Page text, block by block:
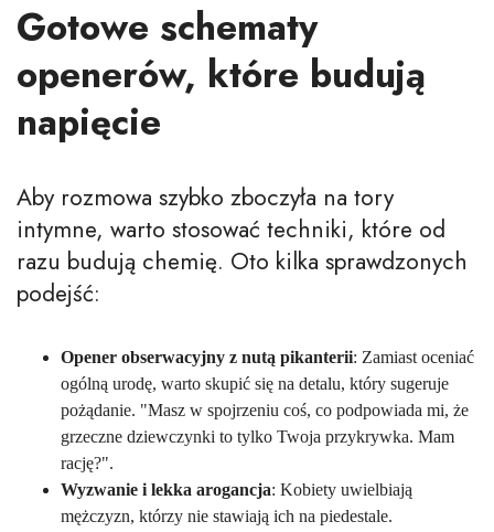
Gotowe schematy
openerów, które budują
napięcie
Aby rozmowa szybko zboczyła na tory
intymne, warto stosować techniki, które od
razu budują chemię. Oto kilka sprawdzonych
podejść:
Opener obserwacyjny z nutą pikanterii: Zamiast oceniać
ogólną urodę, warto skupić się na detalu, który sugeruje
pożądanie. "Masz w spojrzeniu coś, co podpowiada mi, że
grzeczne dziewczynki to tylko Twoja przykrywka. Mam
rację?".
Wyzwanie i lekka arogancja: Kobiety uwielbiają
mężczyzn, którzy nie stawiają ich na piedestale.